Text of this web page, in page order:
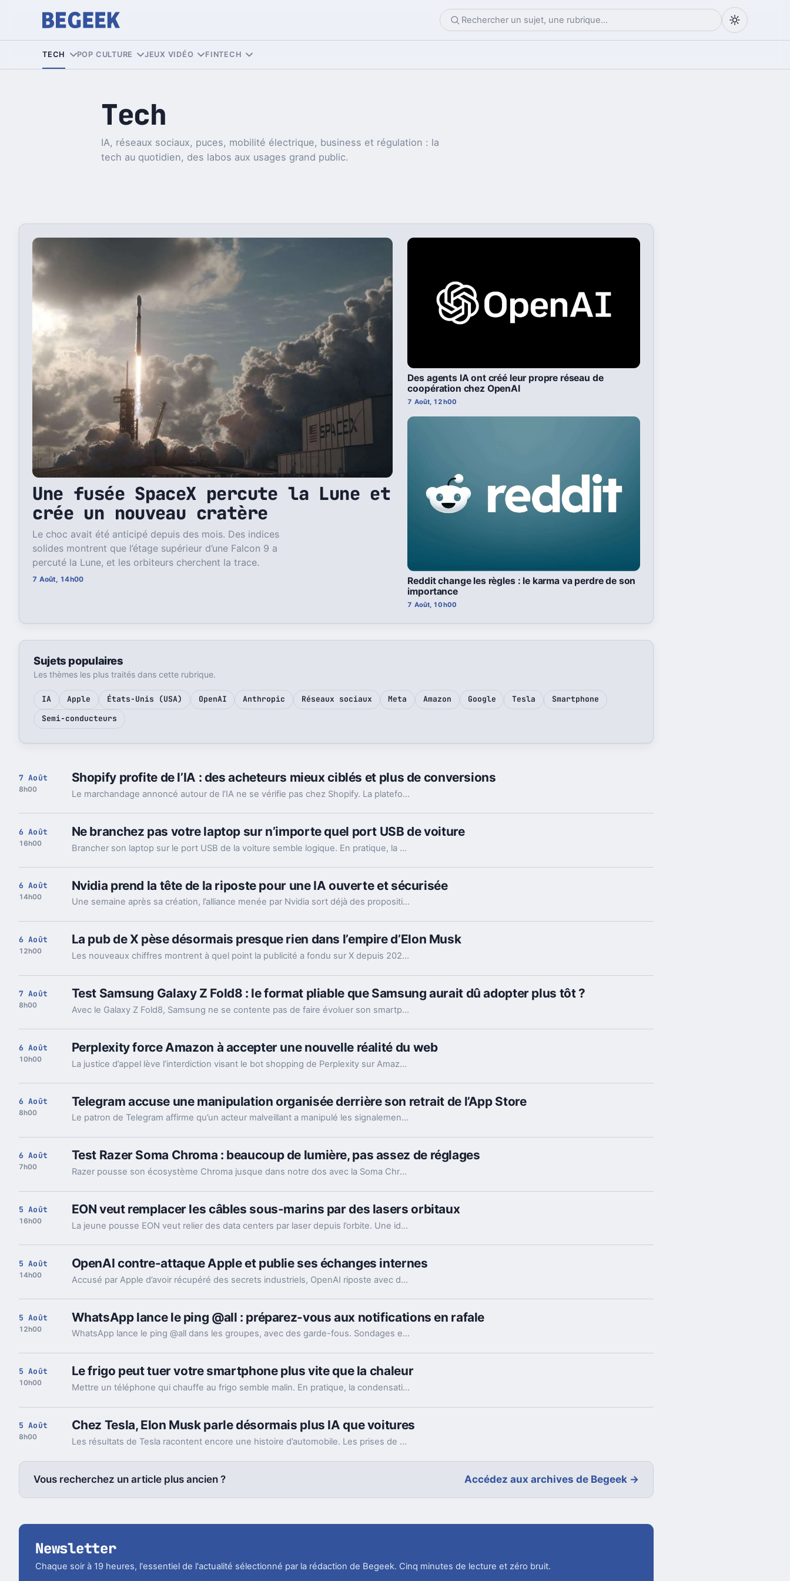
TECH POP CULTURE JEUX VIDÉO FINTECH
Tech
IA, réseaux sociaux, puces, mobilité électrique, business et régulation : la
tech au quotidien, des labos aux usages grand public.
Une fusée SpaceX percute la Lune et
crée un nouveau cratère
Le choc avait été anticipé depuis des mois. Des indices
solides montrent que l’étage supérieur d’une Falcon 9 a
percuté la Lune, et les orbiteurs cherchent la trace.
7 Août, 14h00
Des agents IA ont créé leur propre réseau de
coopération chez OpenAI
7 Août, 12h00
Reddit change les règles : le karma va perdre de son
importance
7 Août, 10h00
Sujets populaires
Les thèmes les plus traités dans cette rubrique.
IA Apple États-Unis (USA) OpenAI Anthropic Réseaux sociaux Meta Amazon Google Tesla
Smartphone
Semi-conducteurs
7 Août
8h00
Shopify profite de l’IA : des acheteurs mieux ciblés et plus de conversions
Le marchandage annoncé autour de l’IA ne se vérifie pas chez Shopify. La plateforme dit voir tripler le trafic et les commandes venus des assistants.
6 Août
16h00
Ne branchez pas votre laptop sur n’importe quel port USB de voiture
Brancher son laptop sur le port USB de la voiture semble logique. En pratique, la puissance manque souvent, sauf rares exceptions bien identifiées.
6 Août
14h00
Nvidia prend la tête de la riposte pour une IA ouverte et sécurisée
Une semaine après sa création, l’alliance menée par Nvidia sort déjà des propositions concrètes pour sécuriser l’IA ouverte. Et ce timing compte.
6 Août
12h00
La pub de X pèse désormais presque rien dans l’empire d’Elon Musk
Les nouveaux chiffres montrent à quel point la publicité a fondu sur X depuis 2022. Et même en légère hausse sur un trimestre, elle pèse peu dans l’ensemble.
7 Août
8h00
Test Samsung Galaxy Z Fold8 : le format pliable que Samsung aurait dû adopter plus tôt ?
Avec le Galaxy Z Fold8, Samsung ne se contente pas de faire évoluer son smartphone pliable : il change complètement sa philosophie avec un appareil plus court, plus large et étonnamment compact. Un choix qui fonctionne particulièrement bien au quotidien, même si les concessions faites sur la photo et l’autonomie sont difficiles à ignorer sur un smartphone vendu à partir de 1 999 euros.
6 Août
10h00
Perplexity force Amazon à accepter une nouvelle réalité du web
La justice d’appel lève l’interdiction visant le bot shopping de Perplexity sur Amazon. Une victoire nette, mais loin d’être la fin du match.
6 Août
8h00
Telegram accuse une manipulation organisée derrière son retrait de l’App Store
Le patron de Telegram affirme qu’un acteur malveillant a manipulé les signalements pour faire retirer l’app par Apple. Un précédent qui inquiète vraiment.
6 Août
7h00
Test Razer Soma Chroma : beaucoup de lumière, pas assez de réglages
Razer pousse son écosystème Chroma jusque dans notre dos avec la Soma Chroma, une chaise gaming bardée de RGB et proposée à 529,99 euros. Spectaculaire dans un setup, confortable au quotidien, elle nous laisse pourtant un sentiment mitigé face à une ergonomie étonnamment peu personnalisable à ce niveau de prix.
5 Août
16h00
EON veut remplacer les câbles sous-marins par des lasers orbitaux
La jeune pousse EON veut relier des data centers par laser depuis l’orbite. Une idée très ambitieuse, portée par l’explosion des besoins en IA.
5 Août
14h00
OpenAI contre-attaque Apple et publie ses échanges internes
Accusé par Apple d’avoir récupéré des secrets industriels, OpenAI riposte avec des mails et des logs de chat. L’enjeu va bien au-delà du simple procès.
5 Août
12h00
WhatsApp lance le ping @all : préparez-vous aux notifications en rafale
WhatsApp lance le ping @all dans les groupes, avec des garde-fous. Sondages et création de sous-groupes gagnent aussi en souplesse.
5 Août
10h00
Le frigo peut tuer votre smartphone plus vite que la chaleur
Mettre un téléphone qui chauffe au frigo semble malin. En pratique, la condensation et le choc thermique peuvent l’abîmer bien plus vite.
5 Août
8h00
Chez Tesla, Elon Musk parle désormais plus IA que voitures
Les résultats de Tesla racontent encore une histoire d’automobile. Les prises de parole d’Elon Musk, elles, regardent de plus en plus vers l’IA et les robots.
Vous recherchez un article plus ancien ? Accédez aux archives de Begeek →
Newsletter
Chaque soir à 19 heures, l'essentiel de l'actualité sélectionné par la rédaction de Begeek. Cinq minutes de lecture et zéro bruit.